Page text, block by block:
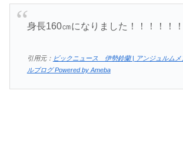
身長160㎝になりました！！！！
引用元： ビックニュース 伊勢鈴蘭 | アンジュルムメ
ルブログ Powered by Ameba